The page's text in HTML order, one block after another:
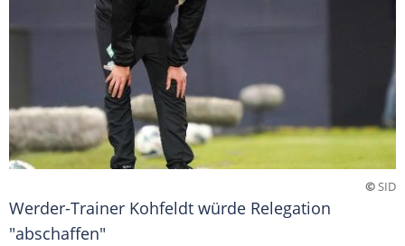
©SID
Werder-Trainer Kohfeldt würde Relegation
"abschaffen"